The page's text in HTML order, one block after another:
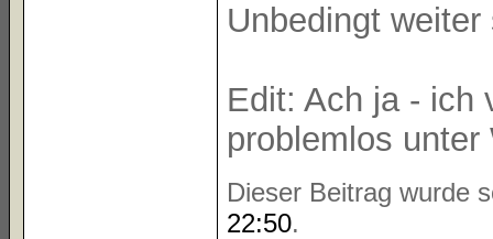
Unbedingt
Edit: Ach ja - ich
problemlos
Dieser Beitrag wurde
22:50.